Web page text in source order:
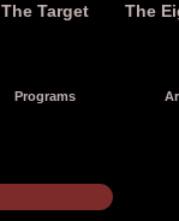
The Target The
Programs